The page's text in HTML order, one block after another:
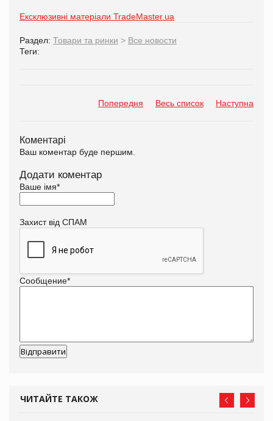
Ексклюзивні матеріали TradeMaster.ua
Раздел: Товари та ринки > Все новости
Теги:
Попередня Весь список Наступна
Коментарі
Ваш коментар буде першим.
Додати коментар
Ваше імя*
Захист від СПАМ
Сообщение*
ЧИТАЙТЕ ТАКОЖ